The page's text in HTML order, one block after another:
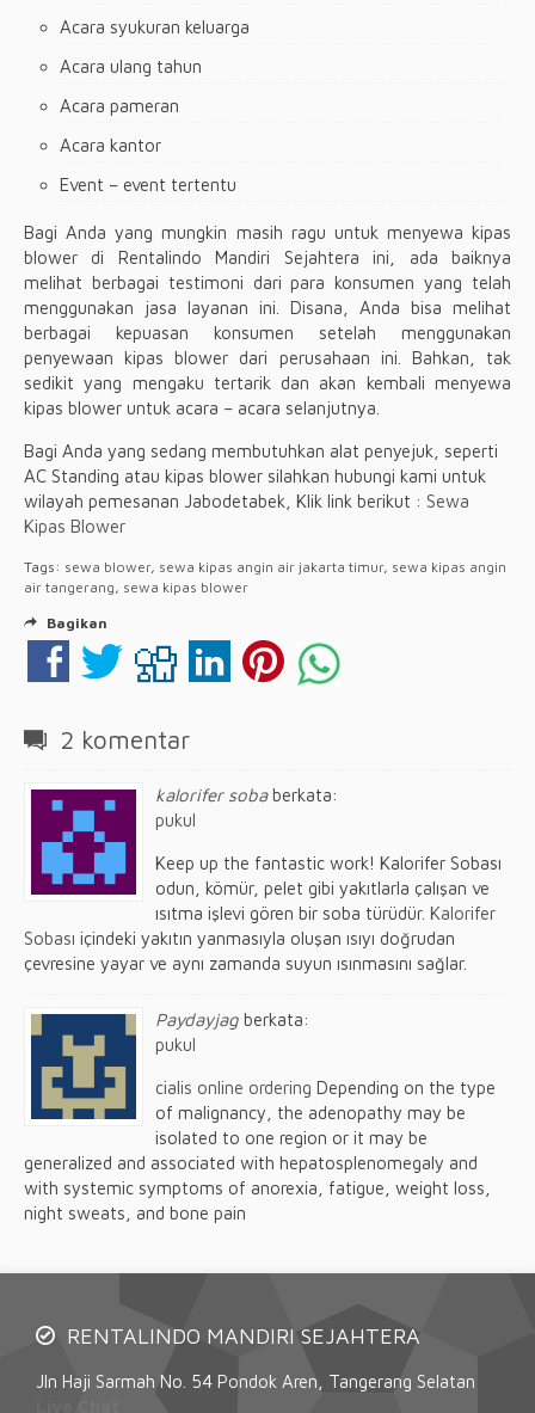
Acara syukuran keluarga
Acara ulang tahun
Acara pameran
Acara kantor
Event – event tertentu
Bagi Anda yang mungkin masih ragu untuk menyewa kipas
blower di Rentalindo Mandiri Sejahtera ini, ada baiknya
melihat berbagai testimoni dari para konsumen yang telah
menggunakan jasa layanan ini. Disana, Anda bisa melihat
berbagai kepuasan konsumen setelah menggunakan
penyewaan kipas blower dari perusahaan ini. Bahkan, tak
sedikit yang mengaku tertarik dan akan kembali menyewa
kipas blower untuk acara – acara selanjutnya.
Bagi Anda yang sedang membutuhkan alat penyejuk, seperti
AC Standing atau kipas blower silahkan hubungi kami untuk
wilayah pemesanan Jabodetabek, Klik link berikut : Sewa
Kipas Blower
Tags: sewa blower, sewa kipas angin air jakarta timur, sewa kipas angin
air tangerang, sewa kipas blower
Bagikan
2 komentar
kalorifer soba berkata:
pukul
Keep up the fantastic work! Kalorifer Sobası
odun, kömür, pelet gibi yakıtlarla çalışan ve
ısıtma işlevi gören bir soba türüdür. Kalorifer
Sobası içindeki yakıtın yanmasıyla oluşan ısıyı doğrudan
çevresine yayar ve aynı zamanda suyun ısınmasını sağlar.
Paydayjag berkata:
pukul
cialis online ordering Depending on the type
of malignancy, the adenopathy may be
isolated to one region or it may be
generalized and associated with hepatosplenomegaly and
with systemic symptoms of anorexia, fatigue, weight loss,
night sweats, and bone pain
RENTALINDO MANDIRI SEJAHTERA
Jln Haji Sarmah No. 54 Pondok Aren, Tangerang Selatan